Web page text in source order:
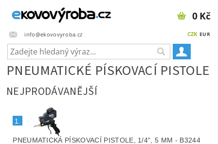
info@ekovovyroba.cz CZK EUR
0 Kč
PNEUMATICKÉ PÍSKOVACÍ PISTOLE
NEJPRODÁVANĚJŠÍ
1.
PNEUMATICKÁ PÍSKOVACÍ PISTOLE, 1/4", 5 MM - B3244